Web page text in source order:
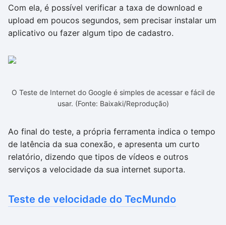
Com ela, é possível verificar a taxa de download e
upload em poucos segundos, sem precisar instalar um
aplicativo ou fazer algum tipo de cadastro.
O Teste de Internet do Google é simples de acessar e fácil de
usar. (Fonte: Baixaki/Reprodução)
Ao final do teste, a própria ferramenta indica o tempo
de latência da sua conexão, e apresenta um curto
relatório, dizendo que tipos de vídeos e outros
serviços a velocidade da sua internet suporta.
Teste de velocidade do TecMundo